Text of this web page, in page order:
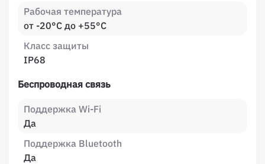
Рабочая температура
от -20°C до +55°C
Класс защиты
IP68
Беспроводная связь
Поддержка Wi-Fi
Да
Поддержка Bluetooth
Да